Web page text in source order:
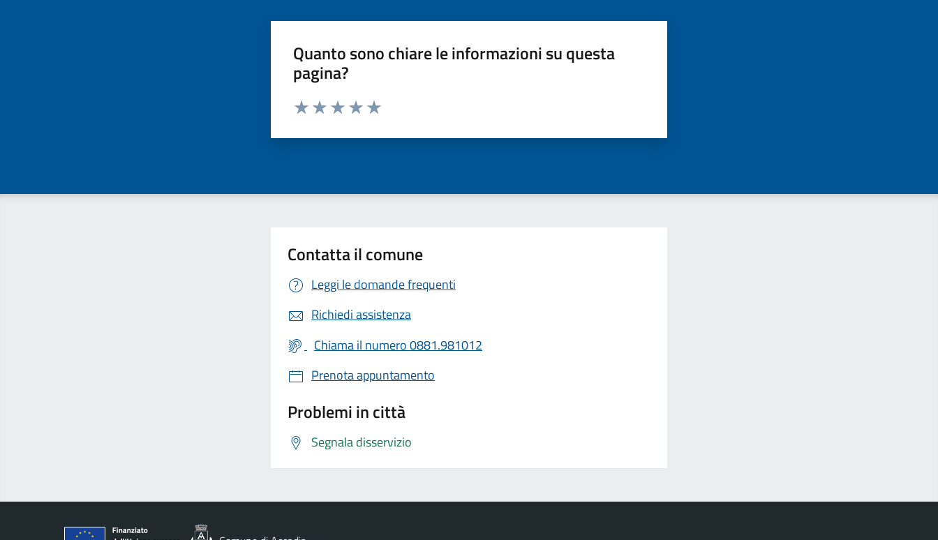
Quanto sono chiare le informazioni su questa
pagina?
Valuta da 1 a 5 stelle la pagina
Contatta il comune
Leggi le domande frequenti
Richiedi assistenza
Chiama il numero 0881.981012
Prenota appuntamento
Problemi in città
Segnala disservizio